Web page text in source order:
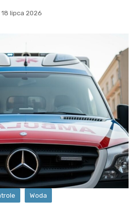
18 lipca 2026
Woda